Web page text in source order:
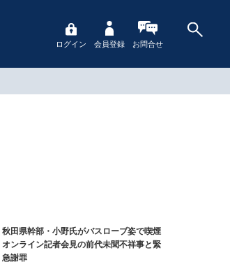
ログイン 会員登録 お問合せ
秋田県幹部・小野氏がバスローブ姿で喫煙
オンライン記者会見の前代未聞不祥事と緊
急謝罪